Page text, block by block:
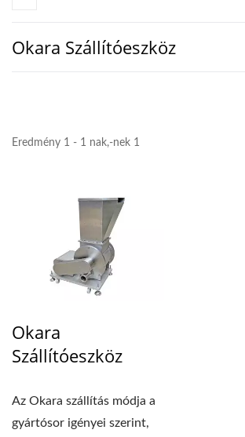
Okara Szállítóeszköz
Eredmény 1 - 1 nak,-nek 1
Okara
Szállítóeszköz
Az Okara szállítás módja a
gyártósor igényei szerint,